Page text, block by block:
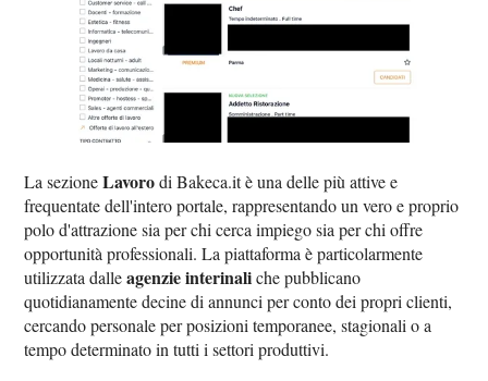
La sezioneLavorodi Bakeca.it è una delle più attive e
frequentate dell'intero portale, rappresentando un vero e proprio
polo d'attrazione sia per chi cerca impiego sia per chi offre
opportunità professionali. La piattaforma è particolarmente
utilizzata dalleagenzie interinaliche pubblicano
quotidianamente decine di annunci per conto dei propri clienti,
cercando personale per posizioni temporanee, stagionali o a
tempo determinato in tutti i settori produttivi.